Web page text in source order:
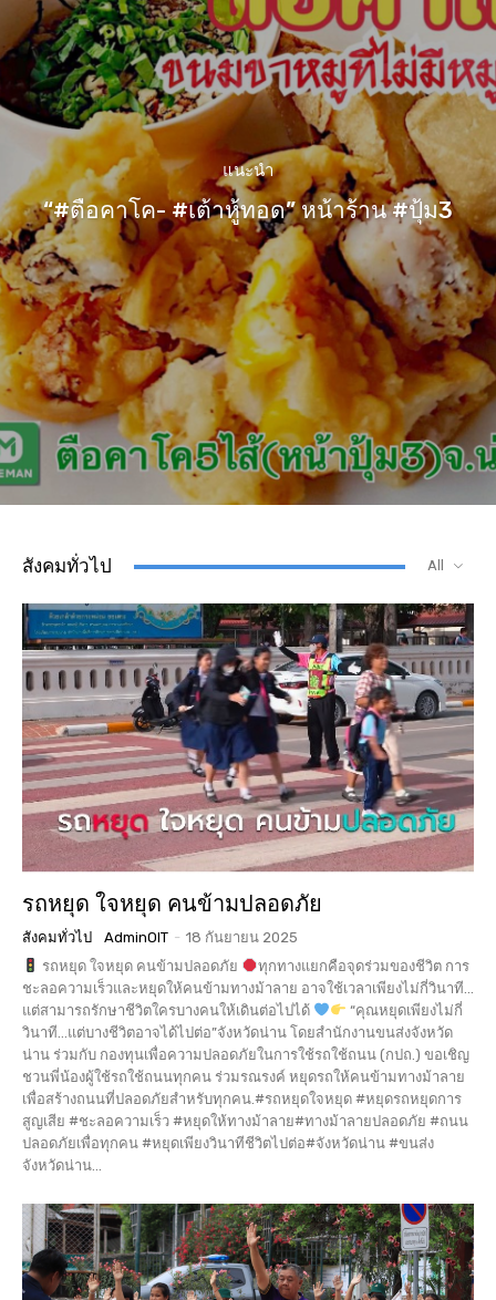
แนะนำ
“#ตือคาโค- #เต้าหู้ทอด” หน้าร้าน #ปุ้ม3
สังคมทั่วไป All
รถหยุด ใจหยุด คนข้ามปลอดภัย
สังคมทั่วไป AdminOIT - 18 กันยายน 2025
รถหยุด ใจหยุด คนข้ามปลอดภัย
ทุกทางแยกคือจุดร่วมของชีวิต การ
ชะลอความเร็วและหยุดให้คนข้ามทางม้าลาย อาจใช้เวลาเพียงไม่กี่วินาที...
แต่สามารถรักษาชีวิตใครบางคนให้เดินต่อไปได้
“คุณหยุดเพียงไม่กี่
วินาที…แต่บางชีวิตอาจได้ไปต่อ”จังหวัดน่าน โดยสำนักงานขนส่งจังหวัด
น่าน ร่วมกับ กองทุนเพื่อความปลอดภัยในการใช้รถใช้ถนน (กปถ.) ขอเชิญ
ชวนพี่น้องผู้ใช้รถใช้ถนนทุกคน ร่วมรณรงค์ หยุดรถให้คนข้ามทางม้าลาย
เพื่อสร้างถนนที่ปลอดภัยสำหรับทุกคน.#รถหยุดใจหยุด #หยุดรถหยุดการ
สูญเสีย #ชะลอความเร็ว #หยุดให้ทางม้าลาย#ทางม้าลายปลอดภัย #ถนน
ปลอดภัยเพื่อทุกคน #หยุดเพียงวินาทีชีวิตไปต่อ#จังหวัดน่าน #ขนส่ง
จังหวัดน่าน...